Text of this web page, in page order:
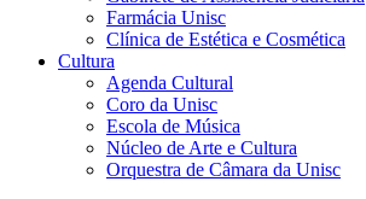
Farmácia Unisc
Clínica de Estética e Cosmética
Cultura
Agenda Cultural
Coro da Unisc
Escola de Música
Núcleo de Arte e Cultura
Orquestra de Câmara da Unisc